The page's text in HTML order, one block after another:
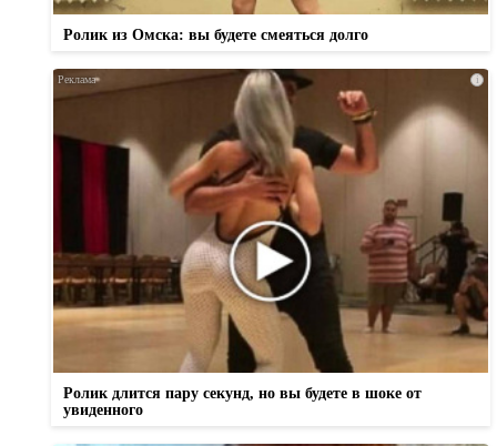
Ролик из Омска: вы будете смеяться долго
i
Ролик длится пару секунд, но вы будете в шоке от
увиденного